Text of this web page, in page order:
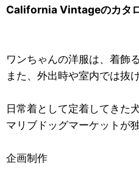
California Vintageのカタ
ワンちゃんの洋服は、着飾
また、外出時や室内では抜
日常着として定着してきた
マリブドッグマーケットが
企画制作